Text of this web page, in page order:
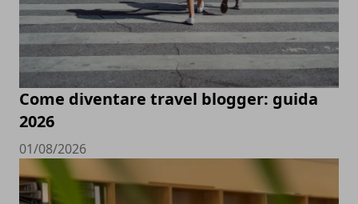
Come diventare travel blogger: guida
2026
01/08/2026